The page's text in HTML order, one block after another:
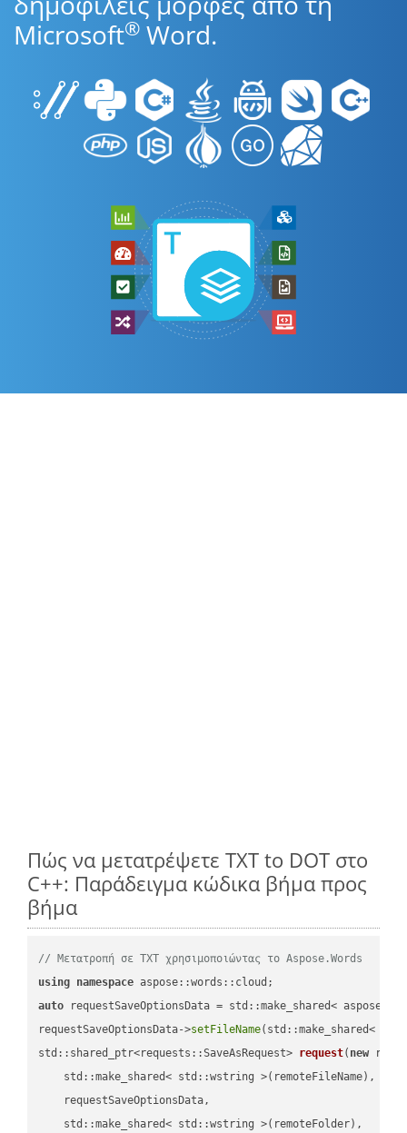
Microsoft® Word.
Πώς να μετατρέψετε TXT to DOT στο
C++: Παράδειγμα κώδικα βήμα προς
βήμα
// Μετατροπή σε TXT χρησιμοποιώντας το Aspose.Words
using namespace
auto requestSaveOptionsData = std::make_shared<
requestSaveOptionsData->setFileName(std::make_shared<
std::shared_ptr<requests::SaveAsRequest> request( new
    std::make_shared< std::wstring >(remoteFileName),
    requestSaveOptionsData,
    std::make_shared< std::wstring >(remoteFolder),